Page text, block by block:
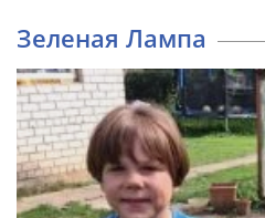
Зеленая Лампа